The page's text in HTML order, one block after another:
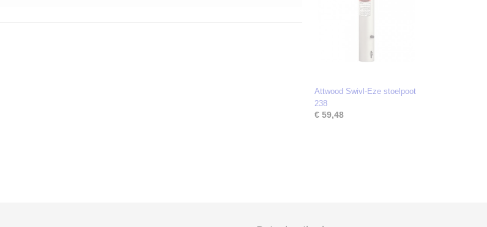
Attwood Swivl-Eze stoelpoot
238
€ 59,48